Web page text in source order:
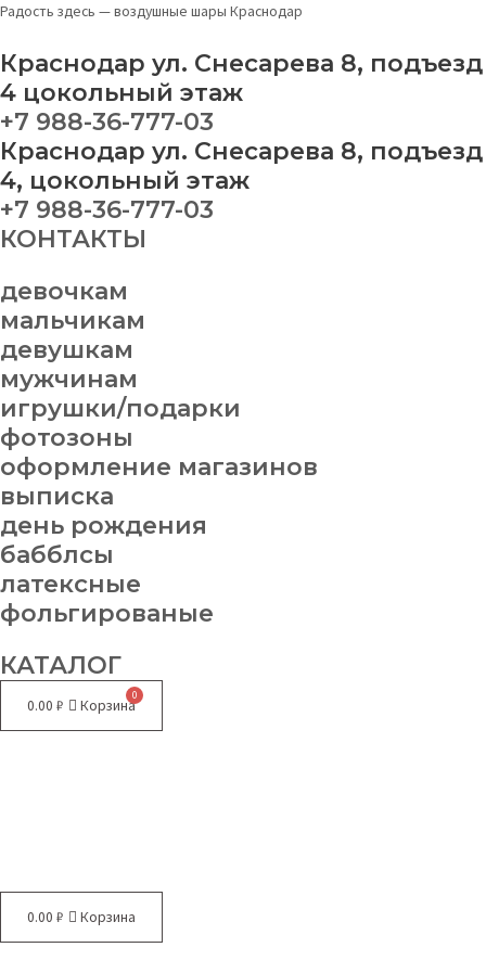
Перейти
содержимому
Радость здесь — воздушные шары Краснодар
Краснодар ул. Снесарева 8, подъезд
4 цокольный этаж
+7 988-36-777-03
Краснодар ул. Снесарева 8, подъезд
4, цокольный этаж
+7 988-36-777-03
КОНТАКТЫ
девочкам
мальчикам
девушкам
мужчинам
игрушки/подарки
фотозоны
оформление магазинов
выписка
день рождения
бабблсы
латексные
фольгированые
КАТАЛОГ
0.00 ₽ Корзина
0.00 ₽ Корзина
Оформление
№
14
quantity